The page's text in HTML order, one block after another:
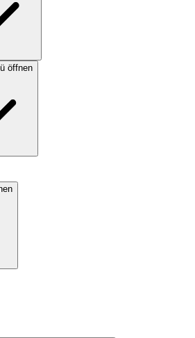
öffnen